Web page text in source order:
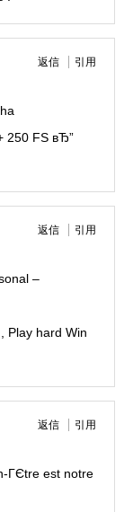
返信 引用
250 FS вЂ”
返信 引用
–
, Play hard Win
返信 引用
ГЄtre est notre